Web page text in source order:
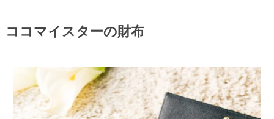
ココマイスターの財布